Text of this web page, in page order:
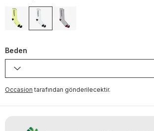
Beden
Occasion tarafından gönderilecektir.